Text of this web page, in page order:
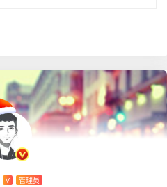
V 管理员